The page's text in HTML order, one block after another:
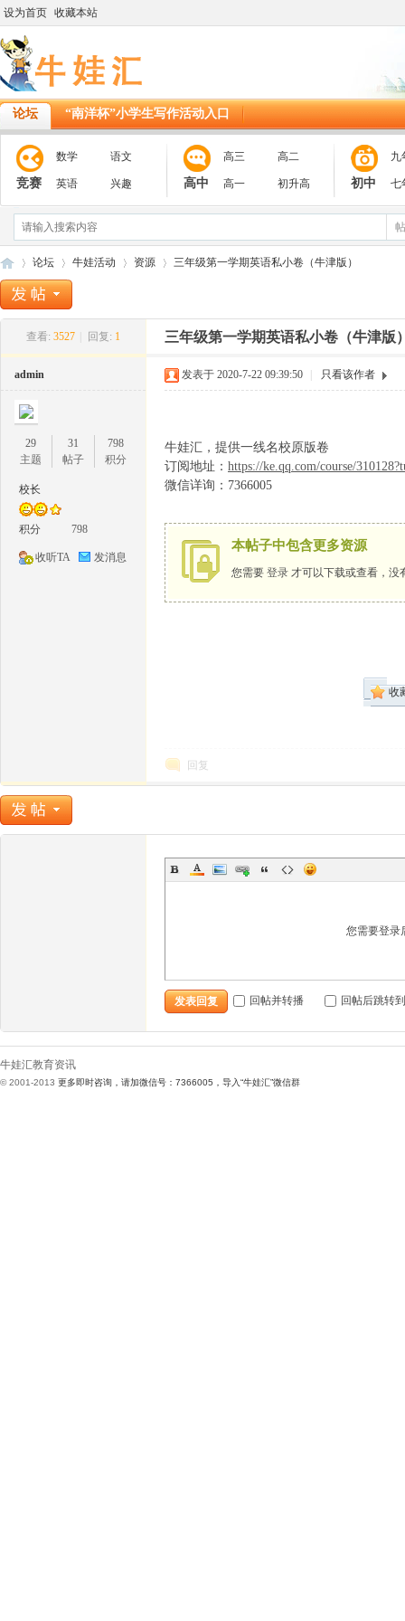
设为首页 收藏本站
论坛 “南洋杯”小学生写作活动入口
竞赛
数学 语文
英语 兴趣 高中
高三 高二
高一 初升高 初中
九
七
汇
论坛
›
牛娃活动
›
资源 三年级第一学期英语私小卷（牛津版）
查看: 3527 回复: 1 三年级第一学期英语私小卷（牛津版
admin
29
主题
31
帖子
798
积分
校长
积分 798
收听TA 发消息
发表于 2020-7-22 09:39:50 只看该作者
牛娃汇，提供一线名校原版卷
订阅地址： https://ke.qq.com/course/
微信详询：7366005
本帖子中包含更多资源
您需要 登录 才可以下载或查看，没
收
回复
您需要登录
发表回复 回帖并转播 回帖后跳转
牛娃汇教育资讯
© 2001-2013 更多即时咨询，请加微信号：7366005，导入“牛娃汇”微信群